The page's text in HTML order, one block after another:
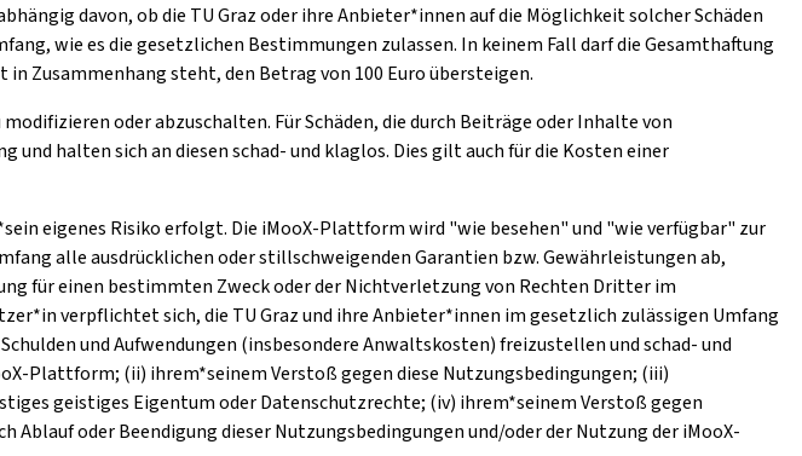
davon, ob die TU Graz oder ihre Anbieter*innen auf die Möglichkeit solcher Schäden
wie es die gesetzlichen Bestimmungen zulassen. In keinem Fall darf die Gesamthaftung
Zusammenhang steht, den Betrag von 100 Euro übersteigen.
oder abzuschalten. Für Schäden, die durch Beiträge oder Inhalte von
halten sich an diesen schad- und klaglos. Dies gilt auch für die Kosten einer
eigenes Risiko erfolgt. Die iMooX-Plattform wird "wie besehen" und "wie verfügbar" zur
alle ausdrücklichen oder stillschweigenden Garantien bzw. Gewährleistungen ab,
für einen bestimmten Zweck oder der Nichtverletzung von Rechten Dritter im
verpflichtet sich, die TU Graz und ihre Anbieter*innen im gesetzlich zulässigen Umfang
und Aufwendungen (insbesondere Anwaltskosten) freizustellen und schad- und
Plattform; (ii) ihrem*seinem Verstoß gegen diese Nutzungsbedingungen; (iii)
geistiges Eigentum oder Datenschutzrechte; (iv) ihrem*seinem Verstoß gegen
oder Beendigung dieser Nutzungsbedingungen und/oder der Nutzung der iMooX-